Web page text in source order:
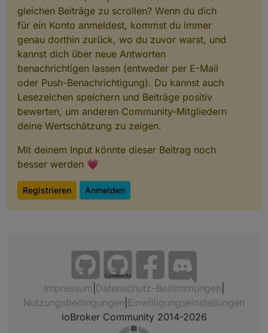
gleichen Beiträge zu scrollen? Wenn du dich
für ein Konto anmeldest, kommst du immer
genau dorthin zurück, wo du zuvor warst, und
kannst dich über neue Antworten
benachrichtigen lassen (entweder per E-Mail
oder Push-Benachrichtigung). Du kannst auch
Lesezeichen speichern und Beiträge positiv
bewerten, um anderen Community-Mitgliedern
deine Wertschätzung zu zeigen.
Mit deinem Input könnte dieser Beitrag noch
besser werden 💗
Registrieren Anmelden
Community
Impressum Datenschutz-Bestimmungen
Nutzungsbedingungen Einwilligungseinstellungen
ioBroker Community 2014-2026